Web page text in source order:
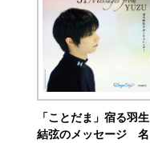
「ことだま」宿る羽生
結弦のメッセージ 名